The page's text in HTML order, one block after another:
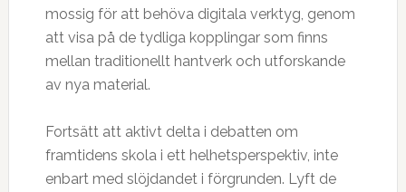
mossig för att behöva digitala verktyg, genom
att visa på de tydliga kopplingar som finns
mellan traditionellt hantverk och utforskande
av nya material.
Fortsätt att aktivt delta i debatten om
framtidens skola i ett helhetsperspektiv, inte
enbart med slöjdandet i förgrunden. Lyft de